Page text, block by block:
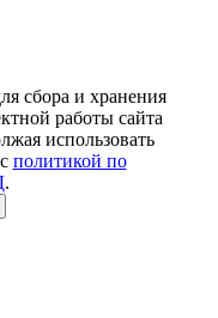
сбора и хранения
работы сайта
использовать
политикой по
.